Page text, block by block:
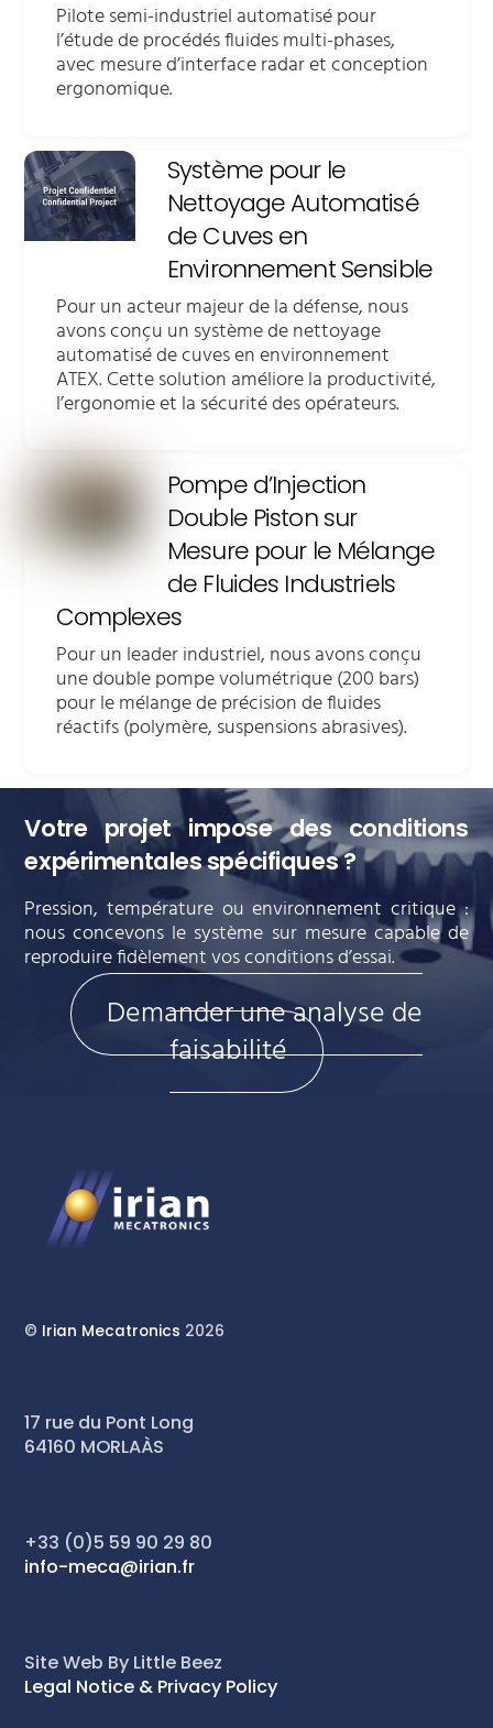
Pilote semi-industriel automatisé pour
l’étude de procédés fluides multi-phases,
avec mesure d’interface radar et conception
ergonomique.
Système pour le
Nettoyage Automatisé
de Cuves en
Environnement Sensible
Pour un acteur majeur de la défense, nous
avons conçu un système de nettoyage
automatisé de cuves en environnement
ATEX. Cette solution améliore la productivité,
l’ergonomie et la sécurité des opérateurs.
Pompe d’Injection
Double Piston sur
Mesure pour le Mélange
de Fluides Industriels
Complexes
Pour un leader industriel, nous avons conçu
une double pompe volumétrique (200 bars)
pour le mélange de précision de fluides
réactifs (polymère, suspensions abrasives).
Votre projet impose des conditions
expérimentales spécifiques ?
Pression, température ou environnement critique :
nous concevons le système sur mesure capable de
reproduire fidèlement vos conditions d’essai.
Demander une analyse de
faisabilité
© Irian Mecatronics 2026
17 rue du Pont Long
64160 MORLAÀS
+33 (0)5 59 90 29 80
info-meca@irian.fr
Site Web By Little Beez
Legal Notice & Privacy Policy